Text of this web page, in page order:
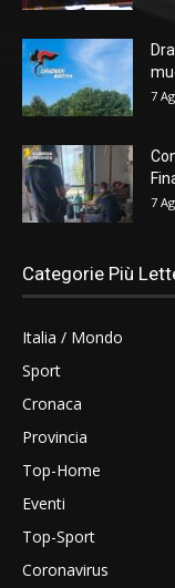
7
7
Categorie Più
Italia / Mondo
Sport
Cronaca
Provincia
Top-Home
Eventi
Top-Sport
Coronavirus